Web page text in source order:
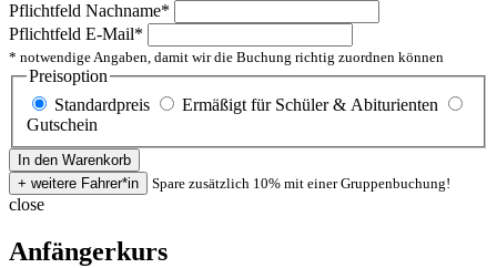
Pflichtfeld Nachname*
Pflichtfeld E-Mail*
* notwendige Angaben, damit wir die Buchung richtig zuordnen können
Preisoption
Standardpreis
Ermäßigt für Schüler & Abiturienten
Gutschein
Spare zusätzlich 10% mit einer Gruppenbuchung!
close
Anfängerkurs